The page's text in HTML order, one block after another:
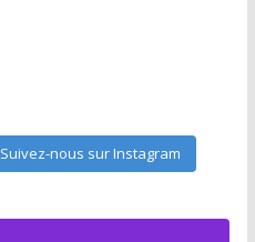
Suivez-nous sur Instagram